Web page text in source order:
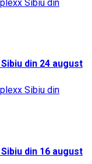
din 24 august
din 16 august